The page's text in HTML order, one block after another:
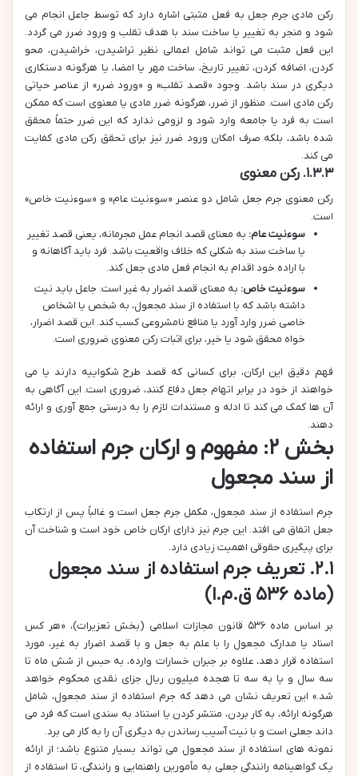
رکن مادی جرم جعل به فعل مثبتی اشاره دارد که توسط جاعل انجام می
شود و منجر به تغییر یا ساخت سند با هدف تقلب و ورود ضرر می گردد.
این فعل مثبت می تواند شامل اعمالی نظیر تراشیدن، خراشیدن، محو
کردن، اضافه کردن، تغییر تاریخ، ساخت مهر یا امضا، یا هرگونه دستکاری
دیگری در سند باشد. وجود «قصد تقلب» و «ورود ضرر» از عناصر حیاتی
رکن مادی است. منظور از ضرر، هرگونه ضرر مادی یا معنوی است که ممکن
است به فرد یا جامعه وارد شود و لزومی ندارد که این ضرر حتماً محقق
شده باشد، بلکه صرف امکان ورود ضرر نیز برای تحقق رکن مادی کفایت
می کند.
۱.۳.۳. رکن معنوی
رکن معنوی جرم جعل شامل دو عنصر «سوءنیت عام» و «سوءنیت خاص»
است.
سوءنیت عام: به معنای قصد انجام عمل مجرمانه، یعنی قصد تغییر
یا ساخت سند به شکلی که خلاف واقعیت باشد. فرد باید آگاهانه و
با اراده خود اقدام به انجام فعل مادی جعل کند.
سوءنیت خاص: به معنای قصد اضرار به غیر است. جاعل باید نیت
داشته باشد که با استفاده از سند مجعول، به شخص یا اشخاص
خاصی ضرر وارد آورد یا منافع نامشروعی کسب کند. این قصد اضرار،
خواه محقق شود یا خیر، برای اثبات رکن معنوی ضروری است.
فهم دقیق این ارکان، برای کسانی که قصد طرح شکواییه دارند یا می
خواهند از خود در برابر اتهام جعل دفاع کنند، ضروری است. این آگاهی به
آن ها کمک می کند تا ادله و مستندات لازم را به درستی جمع آوری و ارائه
دهند.
بخش ۲: مفهوم و ارکان جرم استفاده
از سند مجعول
جرم استفاده از سند مجعول، مکمل جرم جعل است و غالباً پس از ارتکاب
جعل اتفاق می افتد. این جرم نیز دارای ارکان خاص خود است و شناخت آن
برای پیگیری حقوقی اهمیت زیادی دارد.
۲.۱. تعریف جرم استفاده از سند مجعول
(ماده ۵۳۶ ق.م.ا)
بر اساس ماده ۵۳۶ قانون مجازات اسلامی (بخش تعزیرات)، «هر کس
اسناد یا مدارک مجعول را با علم به جعل و با قصد اضرار به غیر، مورد
استفاده قرار دهد، علاوه بر جبران خسارات وارده، به حبس از شش ماه تا
سه سال و یا به سه تا هجده میلیون ریال جزای نقدی محکوم خواهد
شد.» این تعریف نشان می دهد که جرم استفاده از سند مجعول، شامل
هرگونه ارائه، به کار بردن، منتشر کردن یا استناد به سندی است که فرد می
داند جعلی است و با نیت آسیب رساندن به دیگری آن را به کار می برد.
نمونه های استفاده از سند مجعول می تواند بسیار متنوع باشد؛ از ارائه
یک گواهینامه رانندگی جعلی به مأمورین راهنمایی و رانندگی، تا استفاده از